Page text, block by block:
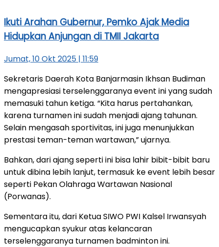
Ikuti Arahan Gubernur, Pemko Ajak Media
Hidupkan Anjungan di TMII Jakarta
Jumat, 10 Okt 2025 | 11:59
Sekretaris Daerah Kota Banjarmasin Ikhsan Budiman
mengapresiasi terselenggaranya event ini yang sudah
memasuki tahun ketiga. “Kita harus pertahankan,
karena turnamen ini sudah menjadi ajang tahunan.
Selain mengasah sportivitas, ini juga menunjukkan
prestasi teman-teman wartawan,” ujarnya.
Bahkan, dari ajang seperti ini bisa lahir bibit-bibit baru
untuk dibina lebih lanjut, termasuk ke event lebih besar
seperti Pekan Olahraga Wartawan Nasional
(Porwanas).
Sementara itu, dari Ketua SIWO PWI Kalsel Irwansyah
mengucapkan syukur atas kelancaran
terselenggaranya turnamen badminton ini.